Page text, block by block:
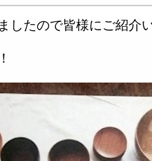
したので皆様にご紹介